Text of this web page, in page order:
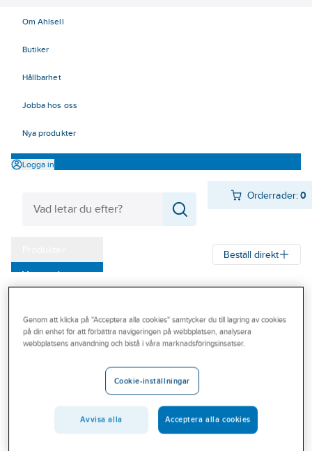
Om Ahlsell
Butiker
Hållbarhet
Jobba hos oss
Nya produkter
Logga in
Orderrader:0
Varumärken
Outlet
Branscher
Beställ direkt
Fallskyddskit
1036593
STÄLLNINGS-KIT
MILLER LIFT
SCORPIO 2.8M +
Genom att klicka på "Acceptera alla cookies" samtycker du till lagring av cookies
på din enhet för att förbättra navigeringen på webbplatsen, analysera
webbplatsens användning och bistå i våra marknadsföringsinsatser.
Cookie-inställningar
Avvisa alla Acceptera alla cookies